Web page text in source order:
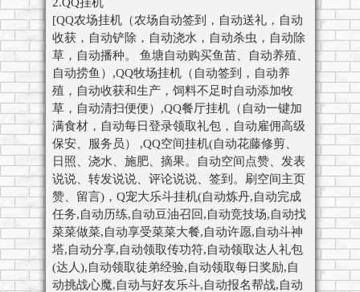
[QQ农场挂机（农场自动签到，自动送礼，自动
收获，自动铲除，自动浇水，自动杀虫，自动除
草，自动播种。 鱼塘自动购买鱼苗、自动养殖、
自动捞鱼）,QQ牧场挂机（自动签到，自动养
殖，自动收获和生产，饲料不足时自动添加牧
草，自动清扫便便）,QQ餐厅挂机（自动一键加
满食材，自动每日登录领取礼包，自动雇佣高级
保安、服务员） ,QQ空间挂机(自动花藤修剪、
日照、浇水、施肥、摘果。自动空间点赞、发表
说说、转发说说、评论说说、签到。刷空间主页
赞、留言)，Q宠大乐斗挂机(自动炼丹,自动完成
任务,自动历练,自动豆油召回,自动竞技场,自动找
菜菜做菜,自动享受菜菜大餐,自动许愿,自动斗神
塔,自动分享,自动领取传功符,自动领取达人礼包
(达人),自动领取徒弟经验,自动领取每日奖励,自
动挑战心魔,自动与好友乐斗,自动报名帮战,自动